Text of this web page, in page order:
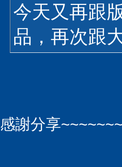
今天又再跟
品，再次跟
感謝分享